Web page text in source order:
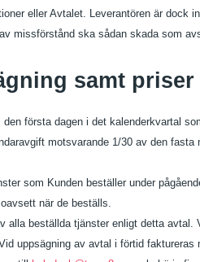
eller Avtalet. Leverantören är dock
missförstånd ska sådan skada som
samt priser
första dagen i det kalenderkvartal
motsvarande 1/30 av den
som Kunden beställer under
när de beställs.
alla beställda tjänster enligt detta
uppsägning av avtal i förtid faktureras